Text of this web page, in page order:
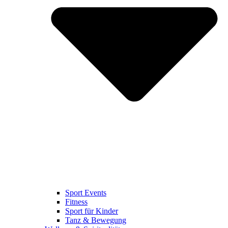
Sport Events
Fitness
Sport für Kinder
Tanz & Bewegung